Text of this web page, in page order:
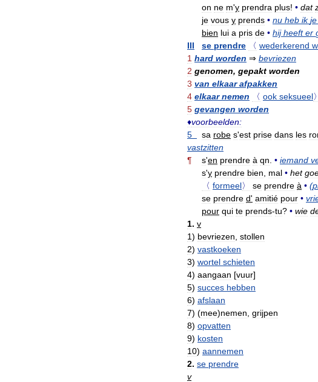
on ne m'y prendra plus! • dat
je vous y prends • nu heb ik je
bien lui a pris de • hij heeft er
III
se prendre 〈 wederkerend
1 hard worden ⇒ bevriezen
2 genomen, gepakt worden
3 van elkaar afpakken
4 elkaar nemen 〈 ook seksueel〉
5 gevangen worden
♦voorbeelden:
5
sa robe s'est prise dans les
vastzitten
¶
s'en prendre à qn • iemand
s'y prendre bien mal • het
〈 formeel〉 se prendre à • (
se prendre d' amitié pour •
pour qui te prends-tu? • wie
1. v
1) bevriezen stollen
2) vastkoeken
3) wortel schieten
4) aangaan [vuur]
5) succes hebben
6) afslaan
7) (mee)nemen grijpen
8) opvatten
9) kosten
10) aannemen
2. se prendre
v